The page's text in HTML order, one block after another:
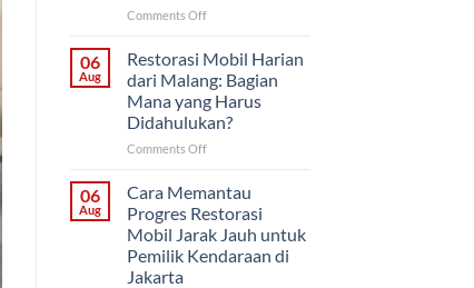
Klasik
di
Solo
Comments Offon
Ulang
Saja
atau
Restorasi
Bodi?
Cara
Mobil
Tua
dari
Malang
06
Aug
Restorasi Mobil Harian
dari Malang: Bagian
Mana yang Harus
Didahulukan?
Comments Offon
Mobil
Harian
dari
Malang:
Bagian
06
Aug
Cara Memantau
Progres Restorasi
Mobil Jarak Jauh untuk
Pemilik Kendaraan di
Jakarta